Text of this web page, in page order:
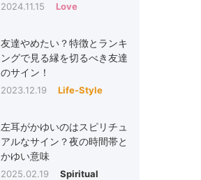
2024.11.15 Love
友達やめたい？特徴とランキ
ングで見る縁を切るべき友達
のサイン！
2023.12.19 Life-Style
左耳がかゆいのはスピリチュ
アルなサイン？夜の時間帯と
かゆい意味
2025.02.19 Spiritual